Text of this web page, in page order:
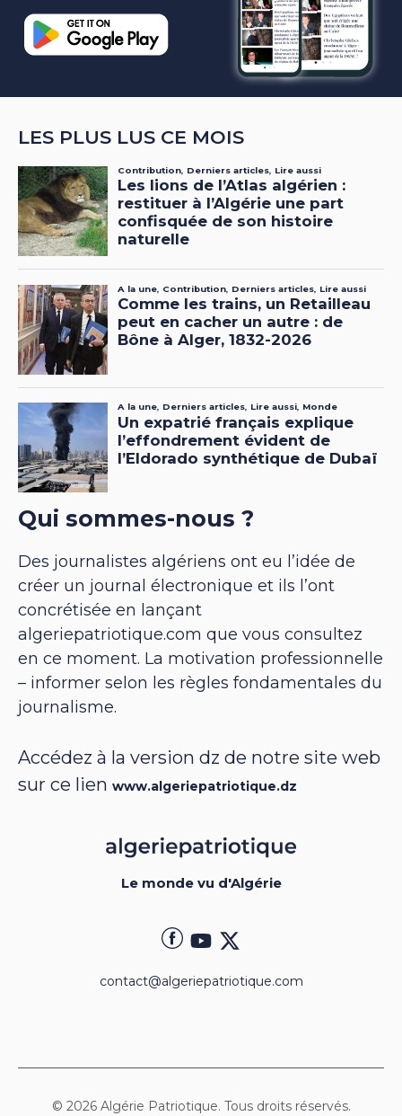
LES PLUS LUS CE MOIS
Qui sommes-nous ?
Des journalistes algériens ont eu l’idée de
créer un journal électronique et ils l’ont
concrétisée en lançant
algeriepatriotique.com que vous consultez
en ce moment. La motivation professionnelle
– informer selon les règles fondamentales du
journalisme.
Accédez à la version dz de notre site web
sur ce lien www.algeriepatriotique.dz
Le monde vu d'Algérie
contact@algeriepatriotique.com
© 2026 Algérie Patriotique. Tous droits réservés.